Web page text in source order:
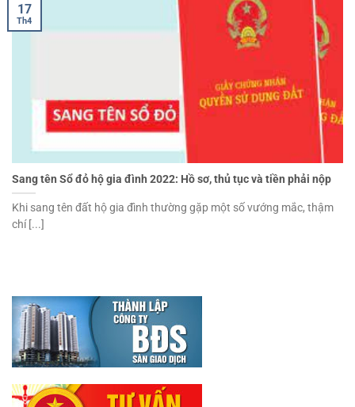
Sang tên Sổ đỏ hộ gia đình 2022: Hồ sơ, thủ tục và tiền phải nộp
Khi sang tên đất hộ gia đình thường gặp một số vướng mắc, thậm
chí [...]
17
Th4